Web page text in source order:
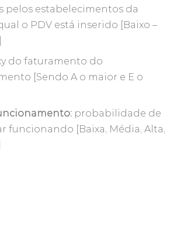
pelos estabelecimentos da
o PDV está inserido [Baixo –
do faturamento do
[Sendo A o maior e E o
probabilidade de
funcionando [Baixa, Média, Alta,